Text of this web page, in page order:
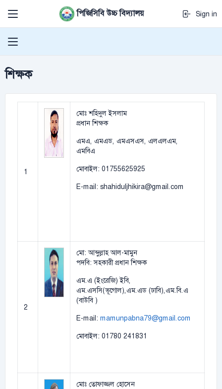
পিজিসিবি উচ্চ বিদ্যালয় Sign in
শিক্ষক
1
মোঃ শহিদুল ইসলাম
প্রধান শিক্ষক
এমএ, এমএড, এমএসএস, এলএলএম,
এমবিএ
মোবাইল: 01755625925
E-mail: shahiduljhikira@gmail.com
2
মো: আব্দুল্লাহ আল-মামুন
পদবি: সহকারী প্রধান শিক্ষক
এম.এ (ইংরেজি) ইবি,
এম.এসসি(ভূগোল),এম.এড (ঢাবি),এম.বি.এ
(বাউবি )
E-mail: mamunpabna79@gmail.com
মোবাইল: 01780 241831
মোঃ তোফাজ্জল হোসেন